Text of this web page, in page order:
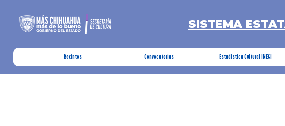
SISTEMA
Recintos Convocatorias Estadística Cultural INEGI